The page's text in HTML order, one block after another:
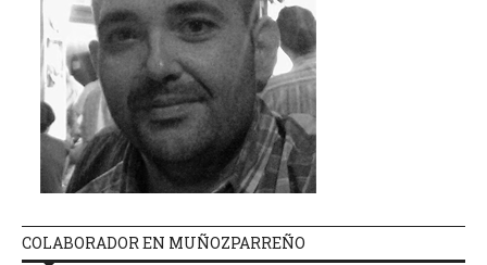
COLABORADOR EN MUÑOZPARREÑO